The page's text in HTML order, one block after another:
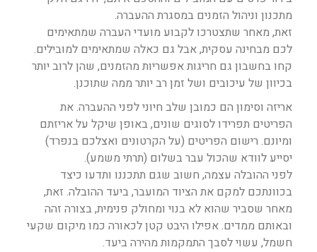
מתכנון וניהול הזמנים במסגרת ההעברה.
זאת, מאחר שתצטרכו לקבוע מועדי העברה שמתאימים
לכם מבחינה עסקית, אבל גם כאלה שמתאימים למובילים.
קחו בחשבון גם חריגות אפשריות מהזמנים, שהן לרוב יותר
בכיוון של עיכובים ושל זמן רב יותר ממה שתוכנן.
אריזה וסימון הם כמובן שלב חיוני לפני ההעברה. את
הפריטים תפרידו לסוגים שונים, באופן שיקל על אריזתם
ומיונם. רישום הפריטים (על הקרטונים ואצלכם בנפרד)
יסייע לוודא שהכול עבר בשלום (תרתי משמע).
לפני ההובלה עצמה, חשוב שגם תתכננו ותדעו כיצד
בכוונתכם למקם את הציוד המועבר, ביעד ההובלה. זאת,
מאחר שסביר שהוא לא בנוי ומחולק פנימית, בצורה זהה
ובאותם ממדים. אפילו היבט קטן לכאורה כמו מיקום שקעי
חשמל, עשוי לסבך התמקמות מהירה ביעד.